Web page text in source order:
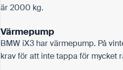
är 2000 kg.
Värmepump
BMW iX3 har värmepump. På
krav för att inte tappa för mycket